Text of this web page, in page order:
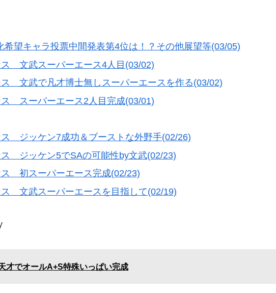
望キャラ投票中間発表第4位は！？その他展望等(03/05)
文武スーパーエース4人目(03/02)
文武で凡才博士無しスーパーエースを作る(03/02)
スーパーエース2人目完成(03/01)
ジッケン7成功＆ブーストな外野手(02/26)
ジッケン5でSAの可能性by文武(02/23)
初スーパーエース完成(02/23)
文武スーパーエースを目指して(02/19)
でオールA+S特殊いっぱい完成